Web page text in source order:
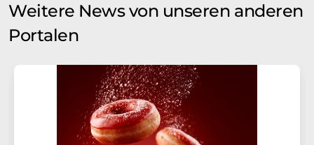
Weitere News von unseren anderen
Portalen